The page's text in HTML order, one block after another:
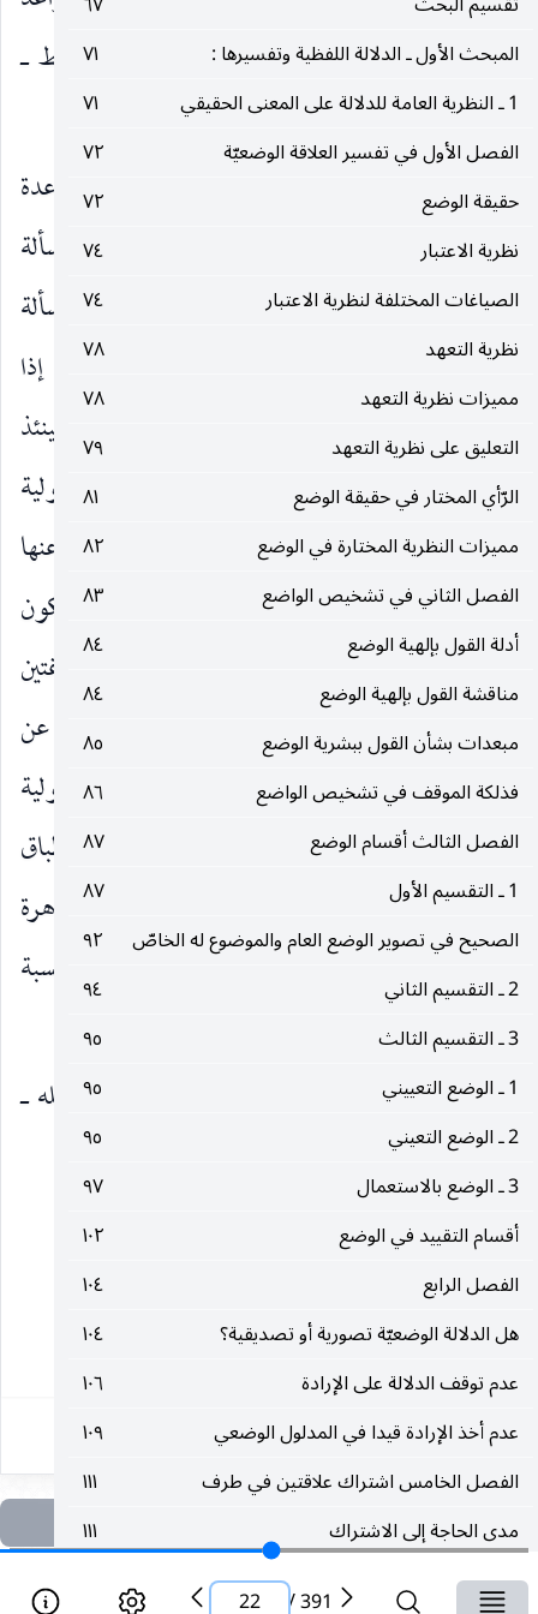
المبحث الأول ـ الدلالة اللفظية وتفسيرها :
٧١
1 ـ النظرية العامة للدلالة على المعنى الحقيقي
٧١
الفصل الأول في تفسير العلاقة الوضعيّة
٧٢
حقيقة الوضع
٧٢
نظرية الاعتبار
٧٤
الصياغات المختلفة لنظرية الاعتبار
٧٤
نظرية التعهد
٧٨
مميزات نظرية التعهد
٧٨
التعليق على نظرية التعهد
٧٩
الرّأي المختار في حقيقة الوضع
٨١
مميزات النظرية المختارة في الوضع
٨٢
الفصل الثاني في تشخيص الواضع
٨٣
أدلة القول بإلهية الوضع
٨٤
مناقشة القول بإلهية الوضع
٨٤
مبعدات بشأن القول ببشرية الوضع
٨٥
فذلكة الموقف في تشخيص الواضع
٨٦
الفصل الثالث أقسام الوضع
٨٧
1 ـ التقسيم الأول
٨٧
الصحيح في تصوير الوضع العام والموضوع له الخاصّ
٩٢
2 ـ التقسيم الثاني
٩٤
3 ـ التقسيم الثالث
٩٥
1 ـ الوضع التعييني
٩٥
2 ـ الوضع التعيني
٩٥
3 ـ الوضع بالاستعمال
٩٧
أقسام التقييد في الوضع
١٠٢
الفصل الرابع
١٠٤
هل الدلالة الوضعيّة تصورية أو تصديقية؟
١٠٤
عدم توقف الدلالة على الإرادة
١٠٦
عدم أخذ الإرادة قيدا في المدلول الوضعي
١٠٩
الفصل الخامس اشتراك علاقتين في طرف
١١١
مدى الحاجة إلى الاشتراك
١١١
الاشتراك لا ينافي حكمة الوضع
التطبيقية بل منها ما يستنبط به الحكم بنحو التوسيط ـ
كما سيأتي قريبا ـ
وثانيا : ان التمييز بين المسألة الأصولية والقاعدة
الفقهية بالتطبيق نفيا وإثباتا يؤدي إلى أن أصولية المسألة
كثيرا ما ترتبط بصياغتها وكيفية التعبير عنها ، فمسألة
اقتضاء النهي عن العبادة لفسادها تكون أصولية إذا
طرحت بصيغة البحث عن الاقتضاء لأن البطلان حينئذ
مستنبط عن الاقتضاء وليس تطبيقا ، ولا تكون أصولية
إذا طرحت بصيغة البحث عن أن العبادة المنهي عنها
باطلة أولا ، لأن بطلان كل عبادة محرمة حينئذ يكون
تطبيقا ، مع ان روح المسألة واحدة في كلتا الصياغتين
وهذا يكشف عن أن المائز الحقيقي للقاعدة الأصولية عن
القاعدة الفقهية ليس مجرد عدم انطباق القاعدة الأصولية
على الحكم المستخرج انطباق الكلي على فرده وانطباق
القاعدة الفقهية كذلك بل أمر آخر قد يكون من مظاهرة
ان النسبة بين القاعدة الأصولية والنتيجة الفقهية نسبة
استنباطية لا تطبيقية وهذا ما سيأتي توضيحه.
الثاني : ما ورد في كلمات السيد الأستاذ ـ دام ظله ـ
وكأنه وجه ثان لمحل الإشكال
__________________
(١) نفس المصدر ص ١٠
391
/
22